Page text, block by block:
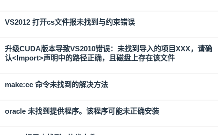
VS2012 打开cs文件报未找到与约束错误
升级CUDA版本导致VS2010错误：未找到导入的项目XXX，请确
认<Import>声明中的路径正确，且磁盘上存在该文件
make:cc 命令未找到的解决方法
oracle 未找到提供程序。该程序可能未正确安装